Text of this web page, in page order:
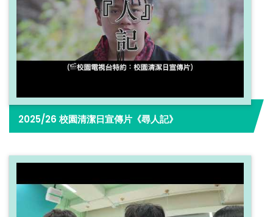
2025/26 校園清潔日宣傳片《尋人記》